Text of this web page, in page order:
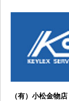
（有）小松金物店